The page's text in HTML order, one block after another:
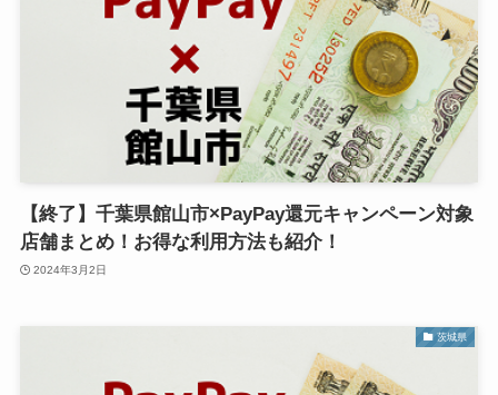
【終了】千葉県館山市×PayPay還元キャンペーン対象
店舗まとめ！お得な利用方法も紹介！
2024年3月2日
茨城県